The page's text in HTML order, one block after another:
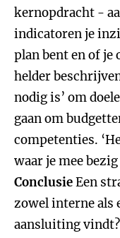
kernopdracht -
indicatoren je
plan bent en of je
helder
nodig is’ om
gaan om
competenties.
waar je mee
ConclusieEen
zowel interne als
aansluiting